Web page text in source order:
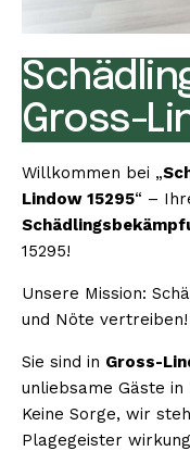
Gross-
Willkommen bei „
Lindow 15295“ –
15295!
Unsere Mission:
und Nöte vertreiben!
Sie sind in Gross-
unliebsame Gäste
Keine Sorge, wir
Plagegeister